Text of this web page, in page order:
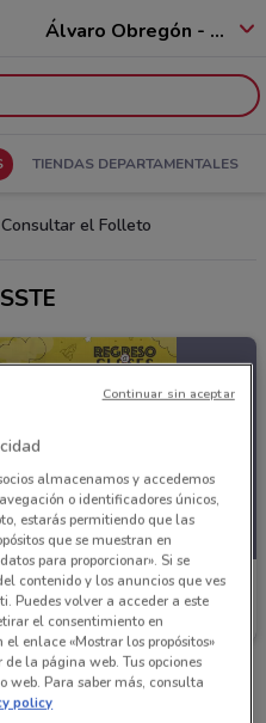
Álvaro Obregón - 01520
TIENDAS DEPARTAMENTALES
el Folleto
cercanas
almacenamos y accedemos
o identificadores únicos,
estarás permitiendo que las
que se muestran en
para proporcionar». Si se
contenido y los anuncios que ves
Puedes volver a acceder a este
el consentimiento en
enlace «Mostrar los propósitos»
la página web. Tus opciones
web. Para saber más, consulta
policy
Continuar sin aceptar